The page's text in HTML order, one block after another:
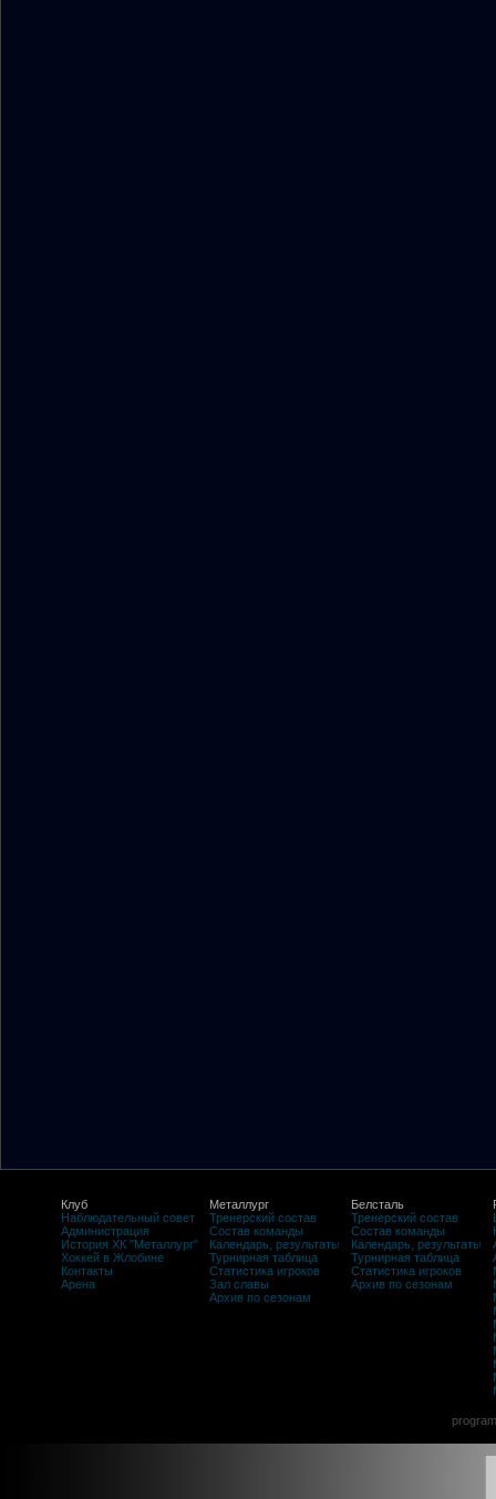
Клуб
Наблюдательный совет
Администрация
История ХК "Металлург"
Хоккей в Жлобине
Контакты
Арена
Металлург
Тренерский состав
Состав команды
Календарь, результаты
Турнирная таблица
Статистика игроков
Зал славы
Архив по сезонам
Белсталь
Тренерский состав
Состав команды
Календарь, результаты
Турнирная таблица
Статистика игроков
Архив по сезонам